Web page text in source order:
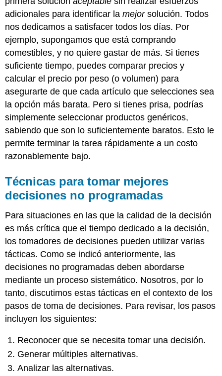
adicionales para identificar lamejorsolución. Todos
nos dedicamos a satisfacer todos los días. Por
ejemplo, supongamos que está comprando
comestibles, y no quiere gastar de más. Si tienes
suficiente tiempo, puedes comparar precios y
calcular el precio por peso (o volumen) para
asegurarte de que cada artículo que selecciones sea
la opción más barata. Pero si tienes prisa, podrías
simplemente seleccionar productos genéricos,
sabiendo que son lo suficientemente baratos. Esto le
permite terminar la tarea rápidamente a un costo
razonablemente bajo.
Técnicas para tomar mejores
decisiones no programadas
Para situaciones en las que la calidad de la decisión
es más crítica que el tiempo dedicado a la decisión,
los tomadores de decisiones pueden utilizar varias
tácticas. Como se indicó anteriormente, las
decisiones no programadas deben abordarse
mediante un proceso sistemático. Nosotros, por lo
tanto, discutimos estas tácticas en el contexto de los
pasos de toma de decisiones. Para revisar, los pasos
incluyen los siguientes:
Reconocer que se necesita tomar una decisión.
Generar múltiples alternativas.
Analizar las alternativas.